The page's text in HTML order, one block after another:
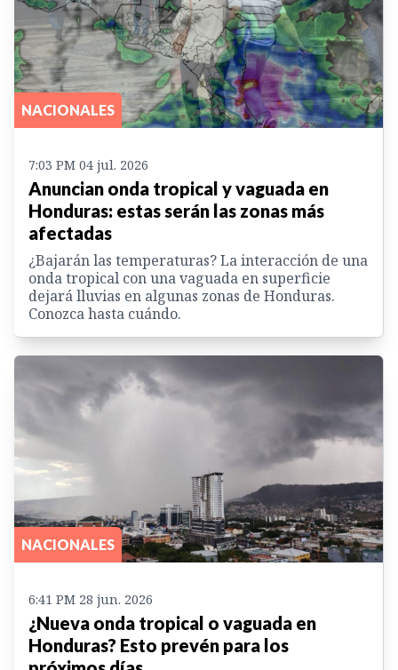
NACIONALES
7:03 PM 04 jul. 2026
Anuncian onda tropical y vaguada en
Honduras: estas serán las zonas más
afectadas
¿Bajarán las temperaturas? La interacción de una
onda tropical con una vaguada en superficie
dejará lluvias en algunas zonas de Honduras.
Conozca hasta cuándo.
NACIONALES
6:41 PM 28 jun. 2026
¿Nueva onda tropical o vaguada en
Honduras? Esto prevén para los